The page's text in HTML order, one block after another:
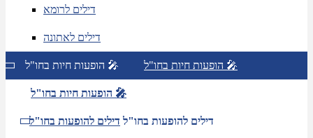
דילים לרומא
דילים לאתונה
הופעות חיות בחו"ל 🎤 הופעות חיות בחו"ל 🎤
הופעות חיות בחו"ל 🎤
דילים להופעות בחו"ל דילים להופעות בחו"ל